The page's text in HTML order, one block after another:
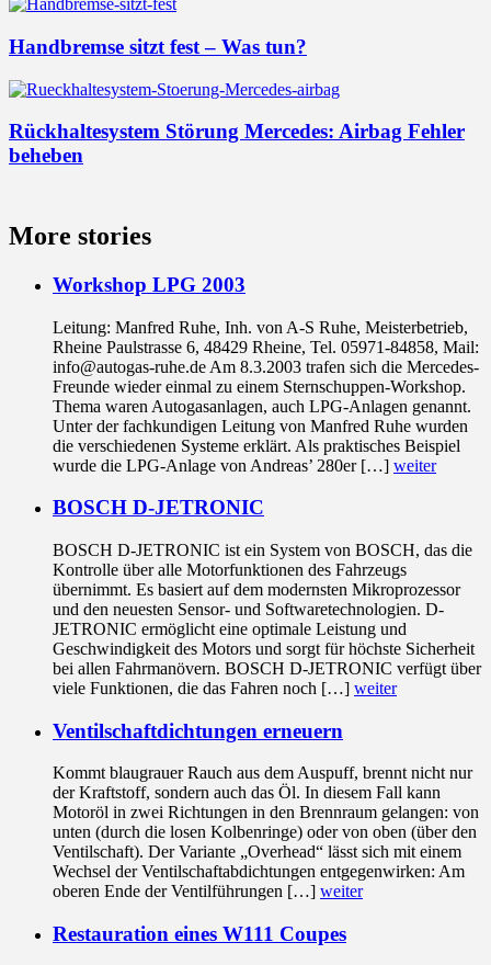
Handbremse sitzt fest – Was tun?
Rückhaltesystem Störung Mercedes: Airbag Fehler
beheben
More stories
Workshop LPG 2003
Leitung: Manfred Ruhe, Inh. von A-S Ruhe, Meisterbetrieb,
Rheine Paulstrasse 6, 48429 Rheine, Tel. 05971-84858, Mail:
info@autogas-ruhe.de Am 8.3.2003 trafen sich die Mercedes-
Freunde wieder einmal zu einem Sternschuppen-Workshop.
Thema waren Autogasanlagen, auch LPG-Anlagen genannt.
Unter der fachkundigen Leitung von Manfred Ruhe wurden
die verschiedenen Systeme erklärt. Als praktisches Beispiel
wurde die LPG-Anlage von Andreas’ 280er […] weiter
BOSCH D-JETRONIC
BOSCH D-JETRONIC ist ein System von BOSCH, das die
Kontrolle über alle Motorfunktionen des Fahrzeugs
übernimmt. Es basiert auf dem modernsten Mikroprozessor
und den neuesten Sensor- und Softwaretechnologien. D-
JETRONIC ermöglicht eine optimale Leistung und
Geschwindigkeit des Motors und sorgt für höchste Sicherheit
bei allen Fahrmanövern. BOSCH D-JETRONIC verfügt über
viele Funktionen, die das Fahren noch […] weiter
Ventilschaftdichtungen erneuern
Kommt blaugrauer Rauch aus dem Auspuff, brennt nicht nur
der Kraftstoff, sondern auch das Öl. In diesem Fall kann
Motoröl in zwei Richtungen in den Brennraum gelangen: von
unten (durch die losen Kolbenringe) oder von oben (über den
Ventilschaft). Der Variante „Overhead“ lässt sich mit einem
Wechsel der Ventilschaftabdichtungen entgegenwirken: Am
oberen Ende der Ventilführungen […] weiter
Restauration eines W111 Coupes